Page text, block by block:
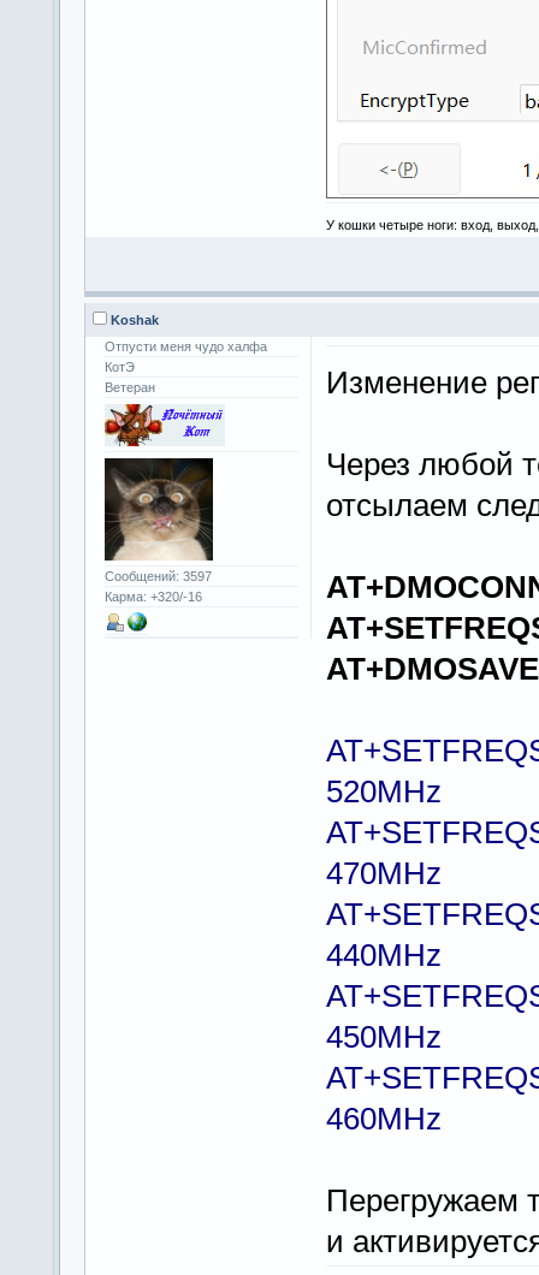
У кошки четыре ноги: вход,
Koshak
Отпусти меня чудо халфа
КотЭ
Ветеран
Сообщений: 3597
Карма: +320/-16
Изменение
Через любой
отсылаем
520MHz
470MHz
440MHz
450MHz
460MHz
Перегружаем
и